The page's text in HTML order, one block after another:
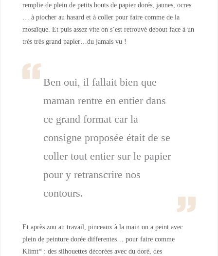
remplie de plein de petits bouts de papier dorés, jaunes, ocres
… à piocher au hasard et à coller pour faire comme de la
mosaïque. Et puis assez vite on s’est retrouvé debout face à un
très très grand papier…du jamais vu !
Ben oui, il fallait bien que
maman rentre en entier dans
ce grand format car la
consigne proposée était de se
coller tout entier sur le papier
pour y retranscrire nos
contours.
Et après zou au travail, pinceaux à la main on a peint avec
plein de peinture dorée differentes… pour faire comme
Klimt* : des silhouettes décorées avec du doré, des